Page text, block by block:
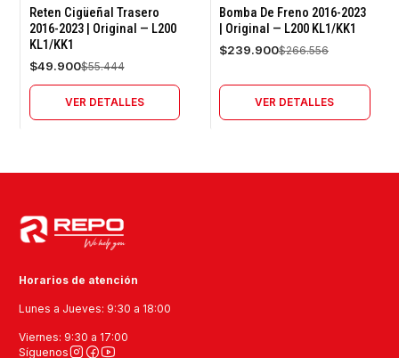
-10%
OFF
Agotado
Reten Cigüeñal Trasero
2016-2023 | Original — L200
KL1/KK1
$49.900$55.444
VER DETALLES
-10%
OFF
Bomba De Freno 2016-2023
| Original — L200 KL1/KK1
$239.900$266.556
VER DETALLES
Horarios de atención
Lunes a Jueves: 9:30 a 18:00
Viernes: 9:30 a 17:00
Síguenos